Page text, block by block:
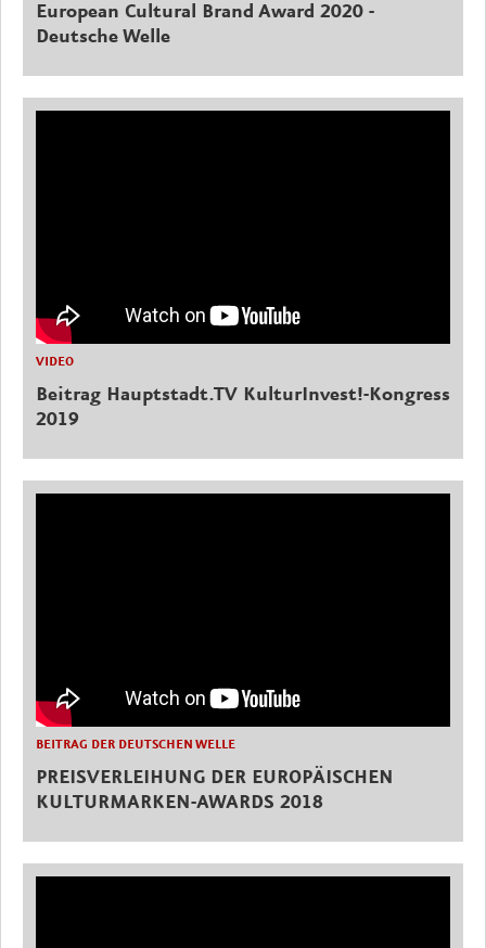
European Cultural Brand Award 2020 -
Deutsche Welle
VIDEO
Beitrag Hauptstadt.TV KulturInvest!-Kongress
2019
BEITRAG DER DEUTSCHEN WELLE
PREISVERLEIHUNG DER EUROPÄISCHEN
KULTURMARKEN-AWARDS 2018